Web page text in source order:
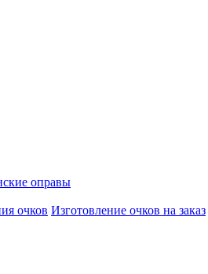
оправы
очков Изготовление очков на заказ